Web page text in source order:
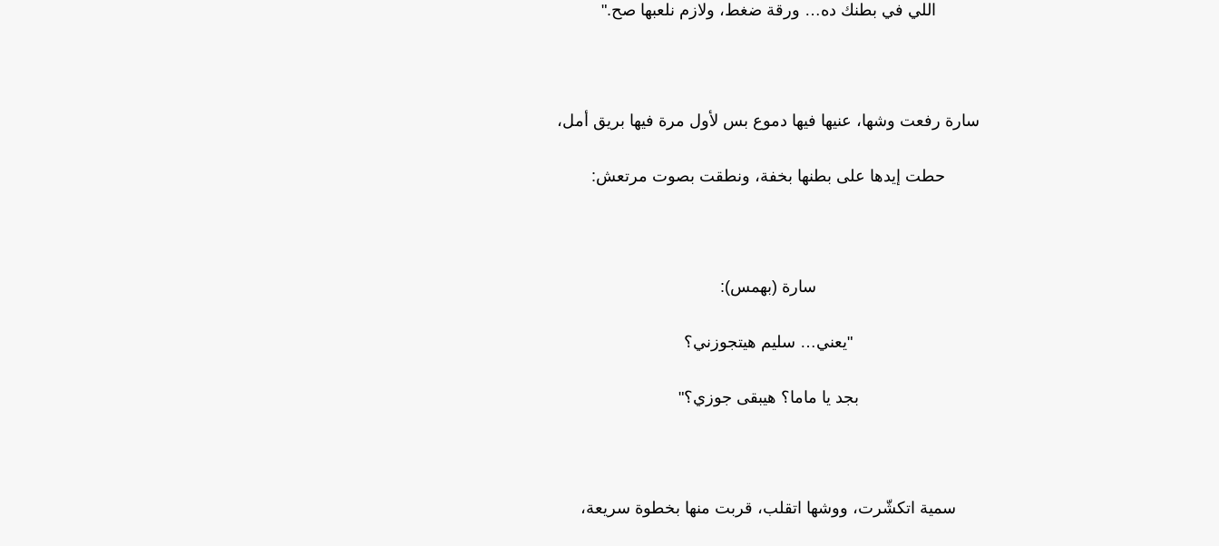
اللي في بطنك ده… ورقة ضغط، ولازم نلعبها صح."
سارة رفعت وشها، عنيها فيها دموع بس لأول مرة فيها بريق أمل،
حطت إيدها على بطنها بخفة، ونطقت بصوت مرتعش:
سارة (بهمس):
"يعني… سليم هيتجوزني؟
بجد يا ماما؟ هيبقى جوزي؟"
سمية اتكشّرت، ووشها اتقلب، قربت منها بخطوة سريعة،